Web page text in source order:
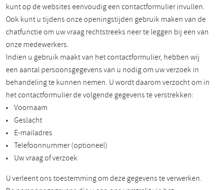
kunt op de websites eenvoudig een contactformulier invullen.
Ook kunt u tijdens onze openingstijden gebruik maken van de
chatfunctie om uw vraag rechtstreeks neer te leggen bij een van
onze medewerkers.
Indien u gebruik maakt van het contactformulier, hebben wij
een aantal persoonsgegevens van u nodig om uw verzoek in
behandeling te kunnen nemen. U wordt daarom verzocht om in
het contactformulier de volgende gegevens te verstrekken:
• Voornaam
• Geslacht
• E-mailadres
• Telefoonnummer (optioneel)
• Uw vraag of verzoek
U verleent ons toestemming om deze gegevens te verwerken.